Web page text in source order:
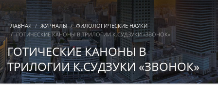
ГЛАВНАЯ ЖУРНАЛЫ
ФИЛОЛОГИЧЕСКИЕ НАУКИ
ГОТИЧЕСКИЕ КАНОНЫ В ТРИЛОГИИ К.СУДЗУКИ «ЗВОНОК»
ГОТИЧЕСКИЕ КАНОНЫ В
ТРИЛОГИИ К.СУДЗУКИ «ЗВОНОК»